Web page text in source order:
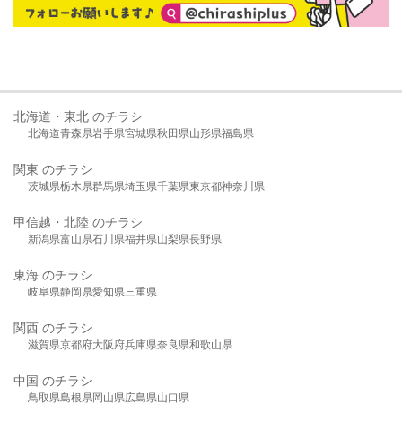
北海道・東北 のチラシ
北海道青森県岩手県宮城県秋田県山形県福島県
関東 のチラシ
茨城県栃木県群馬県埼玉県千葉県東京都神奈川県
甲信越・北陸 のチラシ
新潟県富山県石川県福井県山梨県長野県
東海 のチラシ
岐阜県静岡県愛知県三重県
関西 のチラシ
滋賀県京都府大阪府兵庫県奈良県和歌山県
中国 のチラシ
鳥取県島根県岡山県広島県山口県